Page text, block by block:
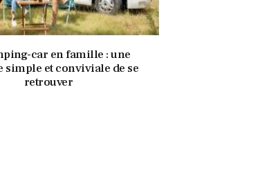
NON CLASSÉ
car en famille : une
simple et conviviale de se
retrouver